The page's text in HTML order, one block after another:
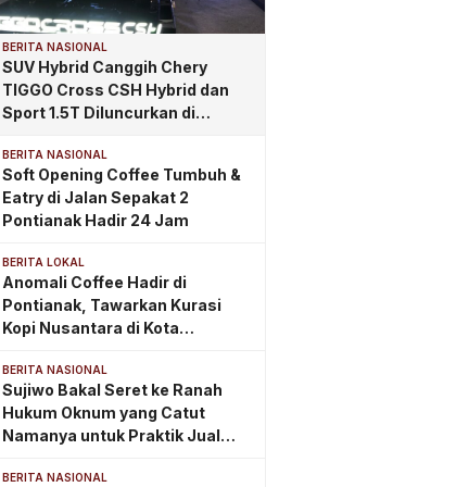
BERITA NASIONAL
SUV Hybrid Canggih Chery
TIGGO Cross CSH Hybrid dan
Sport 1.5T Diluncurkan di
Kemewahan dan Teknologi
Masa Depan
BERITA NASIONAL
Soft Opening Coffee Tumbuh &
Eatry di Jalan Sepakat 2
Pontianak Hadir 24 Jam
BERITA LOKAL
Anomali Coffee Hadir di
Pontianak, Tawarkan Kurasi
Kopi Nusantara di Kota
BERITA NASIONAL
Sujiwo Bakal Seret ke Ranah
Hukum Oknum yang Catut
Namanya untuk Praktik Jual
BERITA NASIONAL